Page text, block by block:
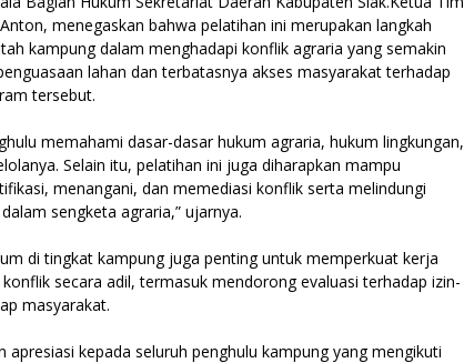
menegaskan bahwa pelatihan ini merupakan langkah
kampung dalam menghadapi konflik agraria yang semakin
lahan dan terbatasnya akses masyarakat terhadap
tersebut.
memahami dasar-dasar hukum agraria, hukum lingkungan,
Selain itu, pelatihan ini juga diharapkan mampu
menangani, dan memediasi konflik serta melindungi
sengketa agraria,” ujarnya.
di tingkat kampung juga penting untuk memperkuat kerja
secara adil, termasuk mendorong evaluasi terhadap izin-
masyarakat.
kepada seluruh penghulu kampung yang mengikuti